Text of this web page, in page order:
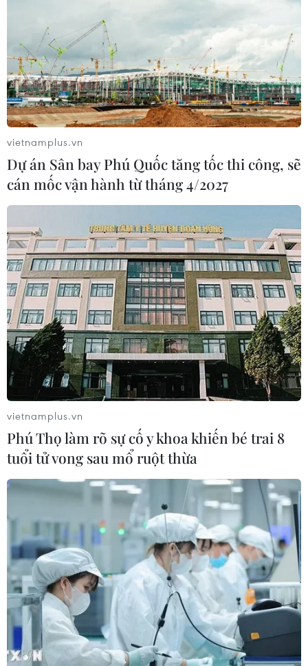
vietnamplus.vn
Dự án Sân bay Phú Quốc tăng tốc thi công, sẽ
cán mốc vận hành từ tháng 4/2027
vietnamplus.vn
Phú Thọ làm rõ sự cố y khoa khiến bé trai 8
tuổi tử vong sau mổ ruột thừa